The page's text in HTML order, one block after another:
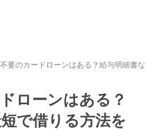
要のカードローンはある？給与明細書
ローンはある？
で借りる方法を